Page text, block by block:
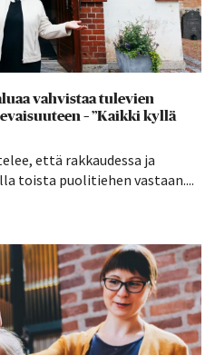
vahvistaa tulevien
– ”Kaikki kyllä
että rakkaudessa ja
toista puolitiehen vastaan....